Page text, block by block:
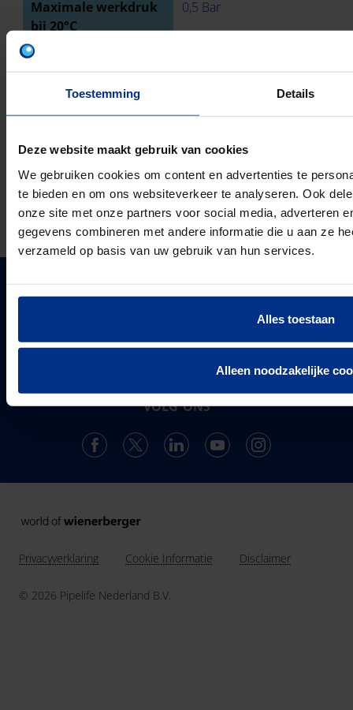
Toestemming Details
Deze website maakt gebruik van cookies
We gebruiken cookies om content en advertenties te
te bieden en om ons websiteverkeer te analyseren. Ook
onze site met onze partners voor social media, adverteren
gegevens combineren met andere informatie die u aan ze
verzameld op basis van uw gebruik van hun services.
Alles toestaan
Alleen noodzakelijke
Maximale werkdruk
bij 20°C
0,5 Bar
Ringstijfheidsklasse
Met pakkingen
TECHNISCHE TEKENING
DOWNLOADS
Pipelife is één van de grootste producenten van
kunststof leidingsystemen in Europa. Sinds 1947
ontwikkelt, produceert en levert de vestiging in
Enkhuizen een compleet en trendsettend programma.
Landen in Europa
PIPELIFE
Projecten & Nieuws
VOLG ONS
Privacyverklaring Cookie Informatie Disclaimer
© 2026 Pipelife Nederland B.V.